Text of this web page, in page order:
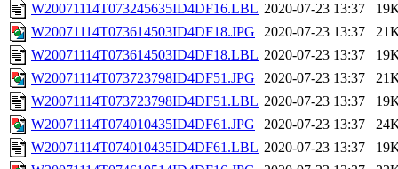
W20071114T073245635ID4DF16.LBL 2020-07-23 13:37
W20071114T073614503ID4DF18.JPG
2020-07-23 13:37
W20071114T073614503ID4DF18.LBL 2020-07-23 13:37
W20071114T073723798ID4DF51.JPG
2020-07-23 13:37
W20071114T073723798ID4DF51.LBL 2020-07-23 13:37
W20071114T074010435ID4DF61.JPG
2020-07-23 13:37
W20071114T074010435ID4DF61.LBL 2020-07-23 13:37